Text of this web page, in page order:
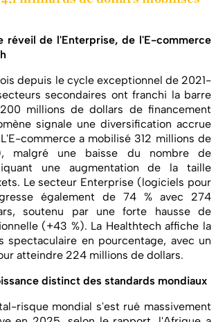
réveil de l'Enterprise, de l'E-commerce
depuis le cycle exceptionnel de 2021-
secondaires ont franchi la barre
millions de dollars de financement
signale une diversification accrue
commerce a mobilisé 312 millions de
malgré une baisse du nombre de
une augmentation de la taille
Le secteur Enterprise (logiciels pour
également de 74 % avec 274
soutenu par une forte hausse de
(+43 %). La Healthtech affiche la
spectaculaire en pourcentage, avec un
atteindre 224 millions de dollars.
distinct des standards mondiaux
risque mondial s'est rué massivement